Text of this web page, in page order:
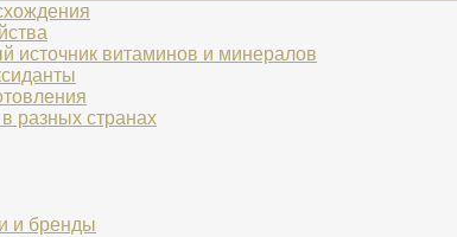
источник витаминов и минералов
разных странах
и бренды